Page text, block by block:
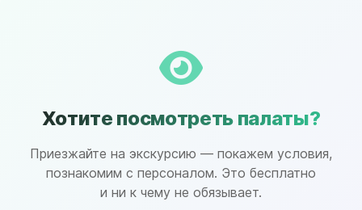
Хотите посмотреть палаты?
Приезжайте на экскурсию — покажем условия,
познакомим с персоналом. Это бесплатно
и ни к чему не обязывает.